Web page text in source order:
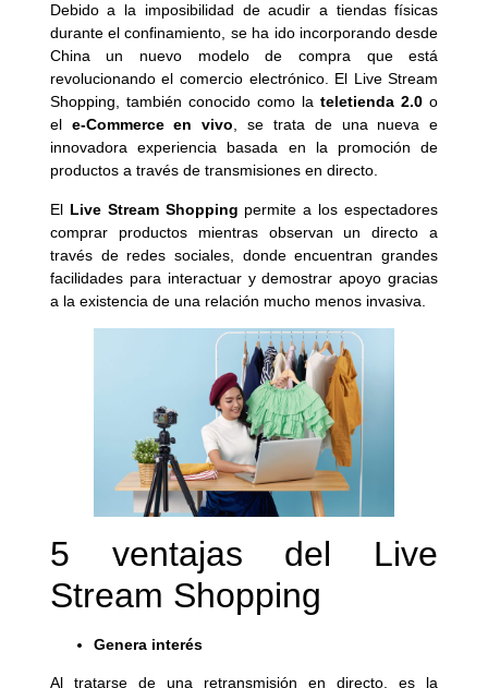
Debido a la imposibilidad de acudir a tiendas físicas
durante el confinamiento, se ha ido incorporando desde
China un nuevo modelo de compra que está
revolucionando el comercio electrónico. El Live Stream
Shopping, también conocido como lateletienda 2.0 o
el e-Commerce en vivo, se trata de una nueva e
innovadora experiencia basada en la promoción de
productos a través de transmisiones en directo.
El Live Stream Shopping permite a los espectadores
comprar productos mientras observan un directo a
través de redes sociales, donde encuentran grandes
facilidades para interactuar y demostrar apoyo gracias
a la existencia de una relación mucho menos invasiva.
5 ventajas del Live
Stream Shopping
Genera interés
Al tratarse de una retransmisión en directo, es la